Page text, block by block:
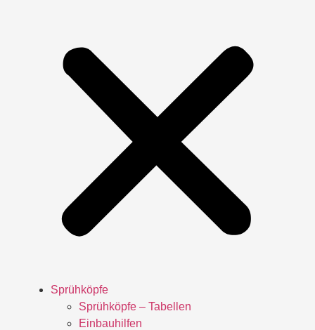
Sprühköpfe
Sprühköpfe – Tabellen
Einbauhilfen